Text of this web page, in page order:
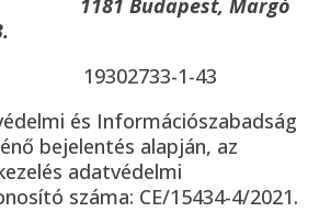
1181 Budapest, Margó
1-43
és Információszabadság
bejelentés alapján, az
adatvédelmi
száma: CE/15434-4/2021.